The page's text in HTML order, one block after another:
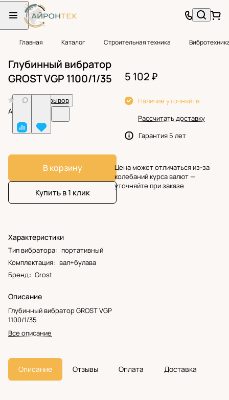
Главная Каталог Строительная техника
Глубинный вибратор
GROST VGP 1100/1/35
Нет отзывов
Арт.
В корзину
Купить в 1 клик
Характеристики
Тип вибратора: портативный
Комплектация: вал+булава
Бренд: Grost
Описание
Глубинный вибратор GROST VGP
1100/1/35
Все описание
5 102 ₽
Наличие уточняйте
Рассчитать доставку
Гарантия 5 лет
Цена может отличаться из-за
колебаний курса валют —
уточняйте при заказе
Описание Отзывы Оплата Доставка